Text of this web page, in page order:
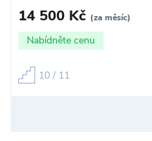
14 500 Kč (za měsíc)
Nabídněte cenu
10 / 11